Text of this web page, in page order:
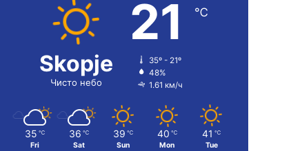
Skopje
Чисто небо
21 ℃
35º - 21º
48%
1.61 км/ч
35 ℃
Fri
36 ℃
Sat
39 ℃
Sun
40 ℃
Mon
41 ℃
Tue